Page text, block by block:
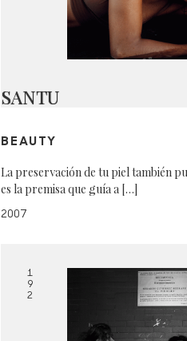
SANTU
BEAUTY
La preservación de tu piel también
es la premisa que guía a […]
2007
1
9
2